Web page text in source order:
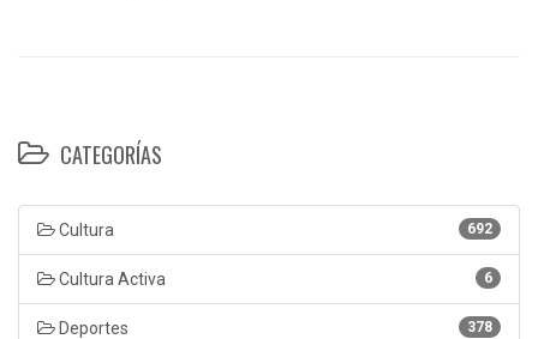
CATEGORÍAS
692
Cultura
6
Cultura Activa
378
Deportes